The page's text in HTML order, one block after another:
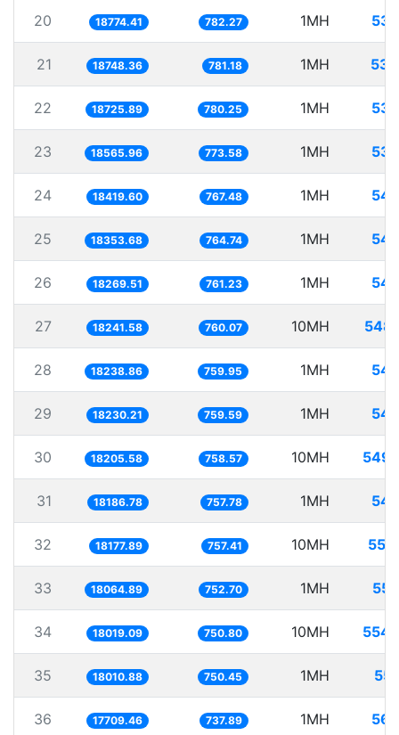
20 18774.41 782.27 1MH
21 18748.36 781.18 1MH
22 18725.89 780.25 1MH
23 18565.96 773.58 1MH
24 18419.60 767.48 1MH
25 18353.68 764.74 1MH
26 18269.51 761.23 1MH
27 18241.58 760.07 10MH
28 18238.86 759.95 1MH
29 18230.21 759.59 1MH
30 18205.58 758.57 10MH
31 18186.78 757.78 1MH
32 18177.89 757.41 10MH
33 18064.89 752.70 1MH
34 18019.09 750.80 10MH
35 18010.88 750.45 1MH
36 17709.46 737.89 1MH